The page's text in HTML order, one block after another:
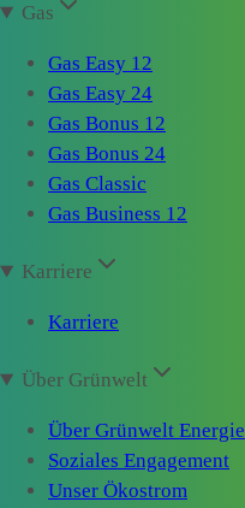
Gas
Gas Easy 12
Gas Easy 24
Gas Bonus 12
Gas Bonus 24
Gas Classic
Gas Business 12
Karriere
Karriere
Über Grünwelt
Über Grünwelt Energie
Soziales Engagement
Unser Ökostrom